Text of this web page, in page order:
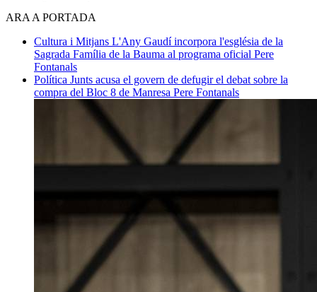
ARA A PORTADA
Cultura i Mitjans L'Any Gaudí incorpora l'església de la
Sagrada Família de la Bauma al programa oficial Pere
Fontanals
Política Junts acusa el govern de defugir el debat sobre la
compra del Bloc 8 de Manresa Pere Fontanals